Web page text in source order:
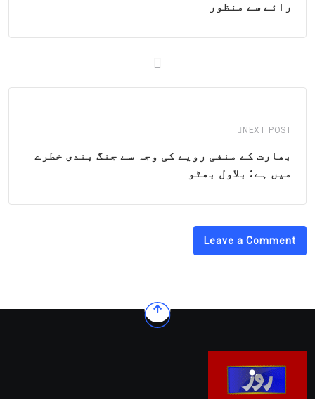
رائے سے منظور
NEXT POST
بھارت کے منفی رویے کی وجہ سے جنگ بندی خطرے
میں ہے: بلاول بھٹو
Leave a Comment